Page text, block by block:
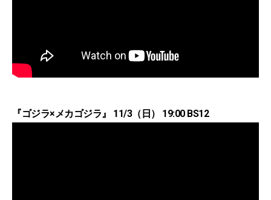
『ゴジラ×メカゴジラ』 11/3（日） 19:00 BS12